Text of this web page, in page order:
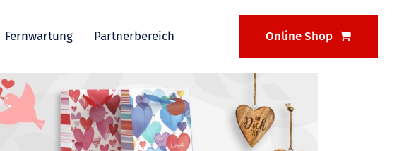
Online Shop
Fernwartung Partnerbereich